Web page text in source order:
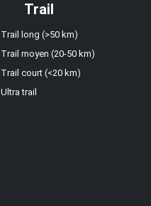
Trail
Trail long (>50 km)
Trail moyen (20-50 km)
Trail court (<20 km)
Ultra trail